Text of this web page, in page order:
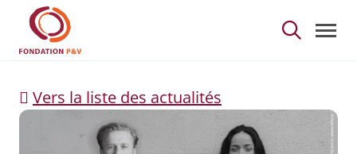
Saut au contenu principal
Prix de la Citoyenneté
Vers la liste des actualités